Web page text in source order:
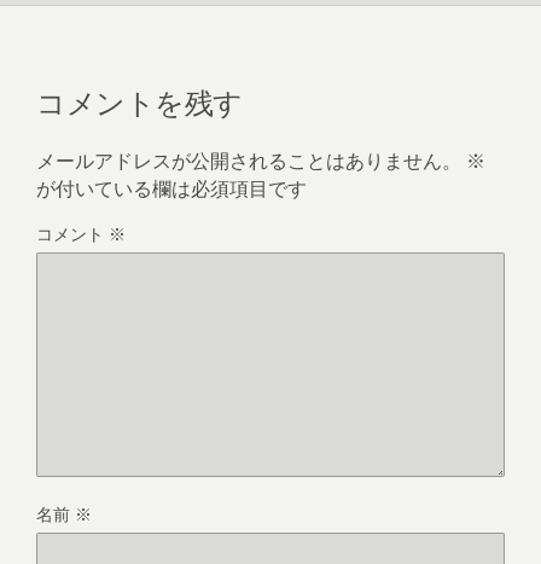
コメントを残す
メールアドレスが公開されることはありません。
※
が付いている欄は必須項目です
コメント ※
名前 ※